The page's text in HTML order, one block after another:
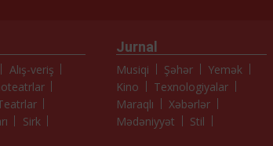
Alış-veriş
Sirk
Jurnal
Musiqi Şəhər
Yemək
Kino
Texnologiyalar
Maraqlı
Xəbərlər
Mədəniyyət
Stil